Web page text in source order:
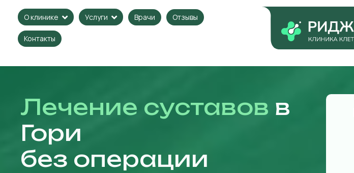
О клинике Услуги Врачи Отзывы
Контакты
Лечение суставов в
Гори
без операции